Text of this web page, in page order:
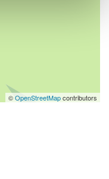
©OpenStreetMapcontributors